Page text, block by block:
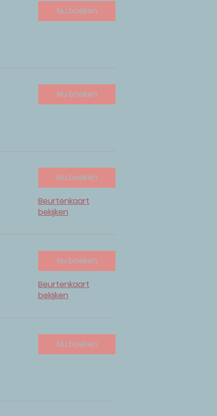
Nu boeken
Nu boeken
Nu boeken
Beurtenkaart
bekijken
Nu boeken
Beurtenkaart
bekijken
Nu boeken